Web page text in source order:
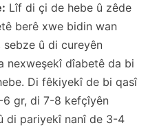
Lîf di çi de hebe û zêde
berê xwe bidin wan
û di cureyên
nexweşekî dîabetê da bi
Di fêkiyekî de bi qasî
gr, di 7-8 kefçîyên
di pariyekî nanî de 3-4